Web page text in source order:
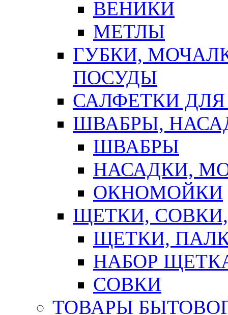
ВЕНИКИ
МЕТЛЫ
ГУБКИ,
ПОСУДЫ
САЛФЕТКИ
ШВАБРЫ,
ШВАБРЫ
НАСАДКИ,
ОКНОМОЙКИ
ЩЕТКИ,
ЩЕТКИ,
НАБОР
СОВКИ
ТОВАРЫ